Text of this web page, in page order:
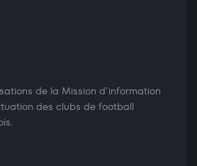
de la Mission d'information
des clubs de football